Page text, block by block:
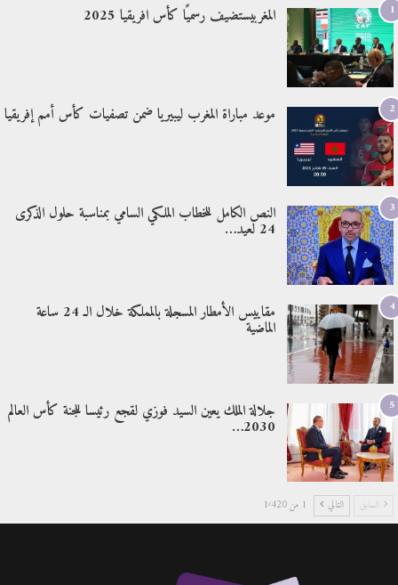
1 المغربيستضيف رسميًا كأس افريقيا 2025
2 موعد مباراة المغرب ليبيريا ضمن تصفيات كأس أمم إفريقيا
3 النص الكامل للخطاب الملكي السامي بمناسبة حلول الذكرى
24 لعيد…
4 مقاييس الأمطار المسجلة بالمملكة خلال الـ 24 ساعة
الماضية
5 جلالة الملك يعين السيد فوزي لقجع رئيسا للجنة كأس العالم
2030…
السابق التالي 1 من 1٬420